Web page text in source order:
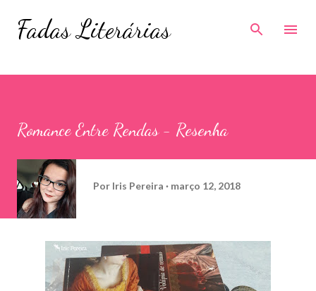
Pular para o conteúdo principal
Fadas Literárias
Romance Entre Rendas - Resenha
Por Iris Pereira março 12, 2018